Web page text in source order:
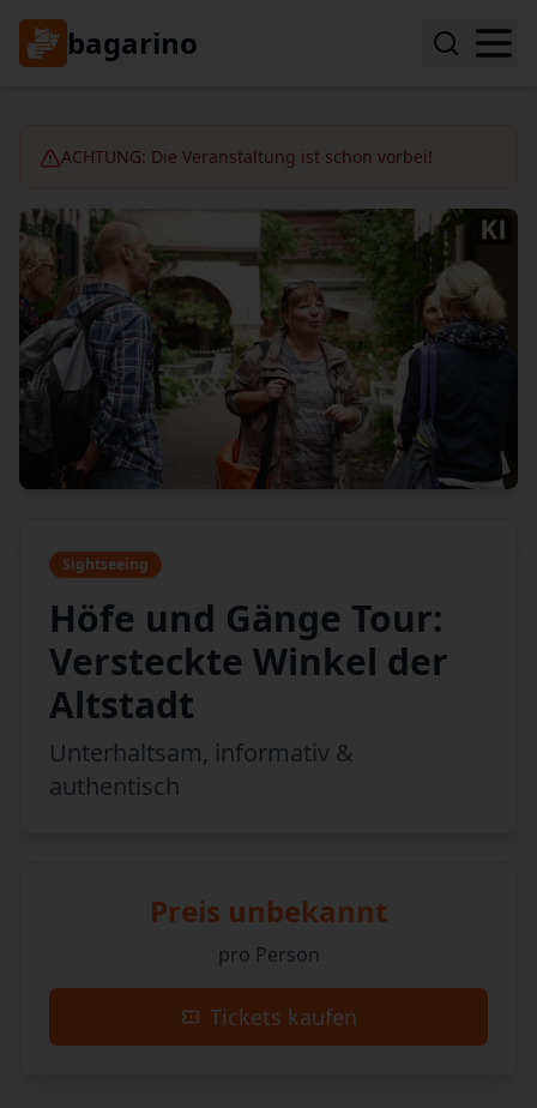
bagarino
ACHTUNG: Die Veranstaltung ist schon vorbei!
Sightseeing
Höfe und Gänge Tour:
Versteckte Winkel der
Altstadt
Unterhaltsam, informativ &
authentisch
Preis unbekannt
pro Person
Tickets kaufen